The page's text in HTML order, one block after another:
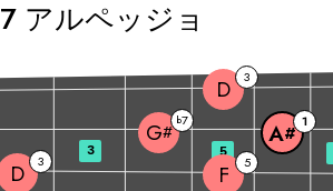
7 アルペッジョ
D 3 F 5
G#
b7 A# 1
D 3
3 5